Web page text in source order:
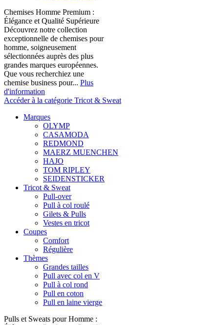
Chemises Homme Premium :
Élégance et Qualité Supérieure
Découvrez notre collection
exceptionnelle de chemises pour
homme, soigneusement
sélectionnées auprès des plus
grandes marques européennes.
Que vous recherchiez une
chemise business pour... Plus
d'information
Accéder à la catégorie Tricot & Sweat
Marques
OLYMP
CASAMODA
REDMOND
MAERZ MUENCHEN
HAJO
TOM RIPLEY
SEIDENSTICKER
Tricot & Sweat
Pull-over
Pull à col roulé
Gilets & Pulls
Vestes en tricot
Coupes
Comfort
Régulière
Thèmes
Grandes tailles
Pull avec col en V
Pull à col rond
Pull en coton
Pull en laine vierge
Pulls et Sweats pour Homme :